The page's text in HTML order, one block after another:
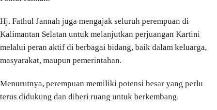
Hj. Fathul Jannah juga mengajak seluruh perempuan di
Kalimantan Selatan untuk melanjutkan perjuangan Kartini
melalui peran aktif di berbagai bidang, baik dalam keluarga,
masyarakat, maupun pemerintahan.
Menurutnya, perempuan memiliki potensi besar yang perlu
terus didukung dan diberi ruang untuk berkembang.